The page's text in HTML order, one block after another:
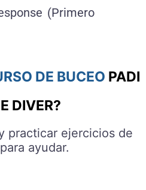
(Primero
DE BUCEO PADI
DIVER?
practicar ejercicios de
ayudar.